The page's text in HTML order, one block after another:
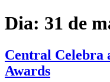
Dia: 31 de
Central Celebra
Awards